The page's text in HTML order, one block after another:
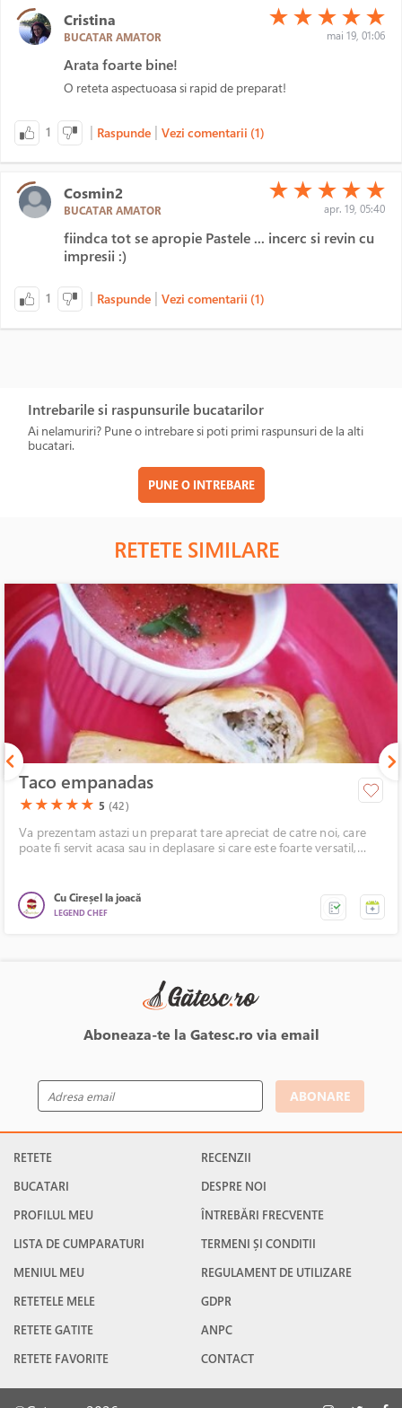
Cristina
BUCATAR AMATOR
(*)
★ (*)
★ (*)
★ (*)
★ (*)
★
mai 19, 01:06
Arata foarte bine!
O reteta aspectuoasa si rapid de preparat!
1 | Raspunde | Vezi comentarii (1)
Cosmin2
BUCATAR AMATOR
(*)
★ (*)
★ (*)
★ (*)
★ (*)
★
apr. 19, 05:40
fiindca tot se apropie Pastele ... incerc si revin cu
impresii :)
1 | Raspunde | Vezi comentarii (1)
Intrebarile si raspunsurile bucatarilor
Ai nelamuriri? Pune o intrebare si poti primi raspunsuri de la alti
bucatari.
PUNE O INTREBARE
RETETE SIMILARE
Taco empanadas
(*)
★(*)
★(*)
★(*)
★(*)
★ 5 (42)
Va prezentam astazi un preparat tare apreciat de catre noi, care
poate fi servit acasa sau in deplasare si care este foarte versatil,
Cu Cireșel la joacă
LEGEND CHEF
Aboneaza-te la Gatesc.ro via email
ABONARE
RETETE
BUCATARI
PROFILUL MEU
LISTA DE CUMPARATURI
MENIUL MEU
RETETELE MELE
RETETE GATITE
RETETE FAVORITE
RECENZII
DESPRE NOI
ÎNTREBĂRI FRECVENTE
TERMENI ȘI CONDITII
REGULAMENT DE UTILIZARE
GDPR
ANPC
CONTACT